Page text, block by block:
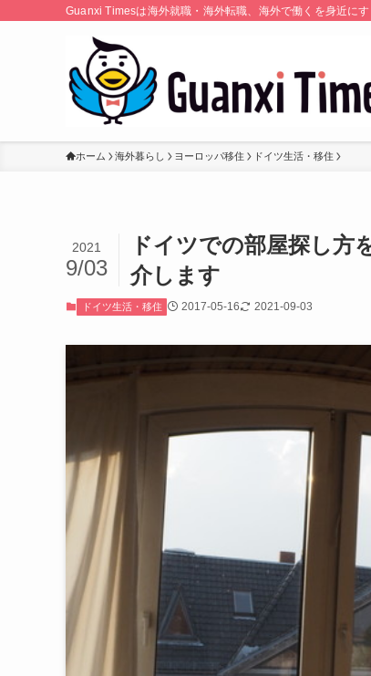
Guanxi Timesは海外就職・海外転職、海外で働くを身近に
ホーム 海外暮らし ヨーロッパ移住 ドイツ生活・移住
ドイツでの部屋探し
介します
2021
9/03
ドイツ生活・移住 2017-05-16 2021-09-03